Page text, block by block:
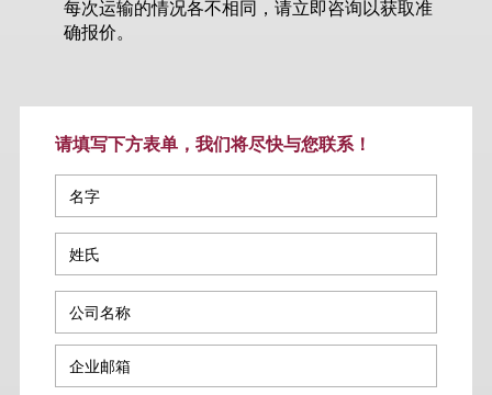
每次运输的情况各不相同，请立即咨询以获取准
确报价。
请填写下方表单，我们将尽快与您联系！